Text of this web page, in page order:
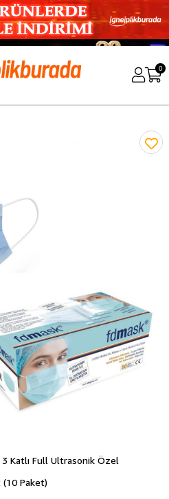
0
Katlı Full Ultrasonik Özel
Paket)